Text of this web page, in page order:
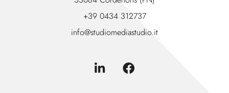
+39 0434 312737
info@studiomediastudio.it